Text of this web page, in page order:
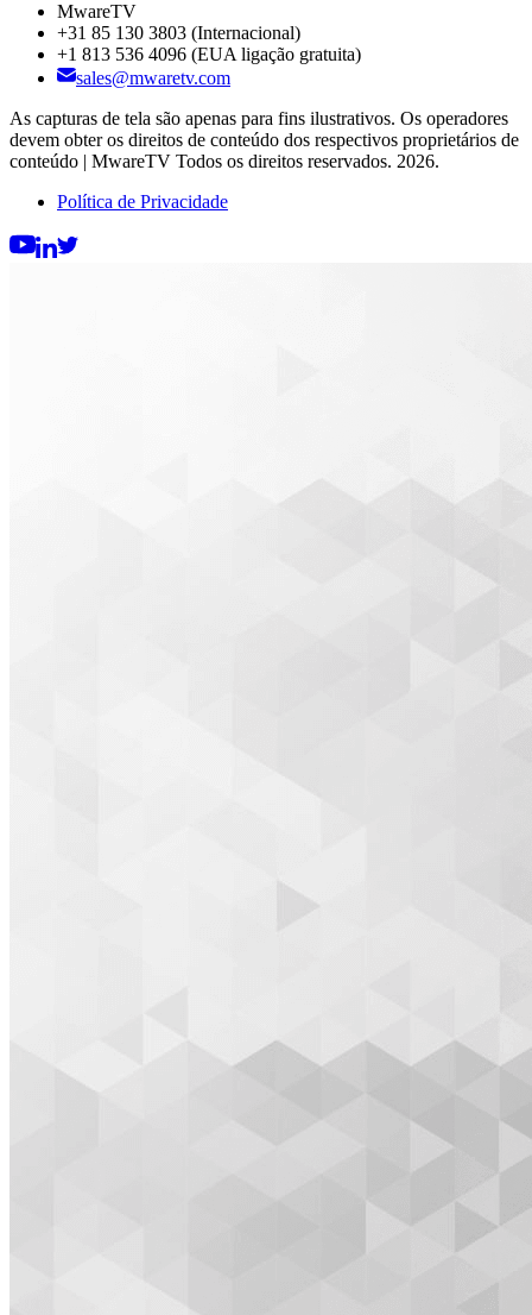
MwareTV
+31 85 130 3803 (Internacional)
+1 813 536 4096 (EUA ligação gratuita)
sales@mwaretv.com
As capturas de tela são apenas para fins ilustrativos. Os operadores
devem obter os direitos de conteúdo dos respectivos proprietários de
conteúdo | MwareTV Todos os direitos reservados. 2026.
Política de Privacidade